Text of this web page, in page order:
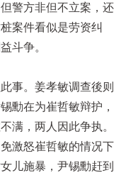
警方非但不立案，还
案件看似是劳资纠
斗争。
事。姜孝敏调查後则
勳在为崔哲敏辩护，
满，两人因此争执。
激怒崔哲敏的情况下
儿施暴，尹锡勳赶到